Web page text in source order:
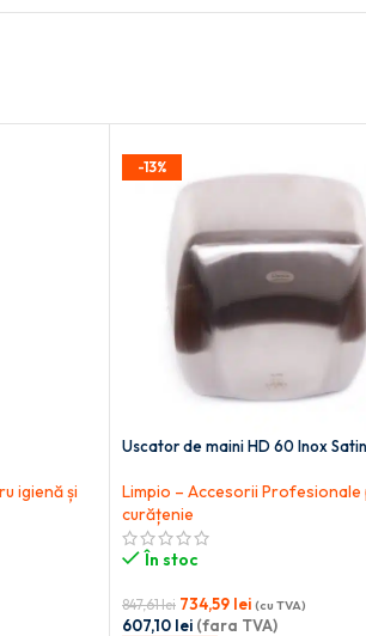
igienă și
-13%
Uscator de maini HD 60 Inox
Limpio – Accesorii Profesionale
curățenie
În stoc
847,61lei 734,59 lei (cu TVA)
607,10 lei (fara TVA)